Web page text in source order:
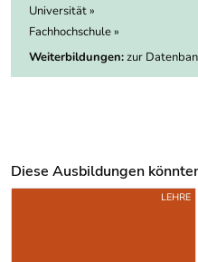
Universität »
Fachhochschule »
Weiterbildungen:zur
Diese Ausbildungen
Uber weitere LEHRE